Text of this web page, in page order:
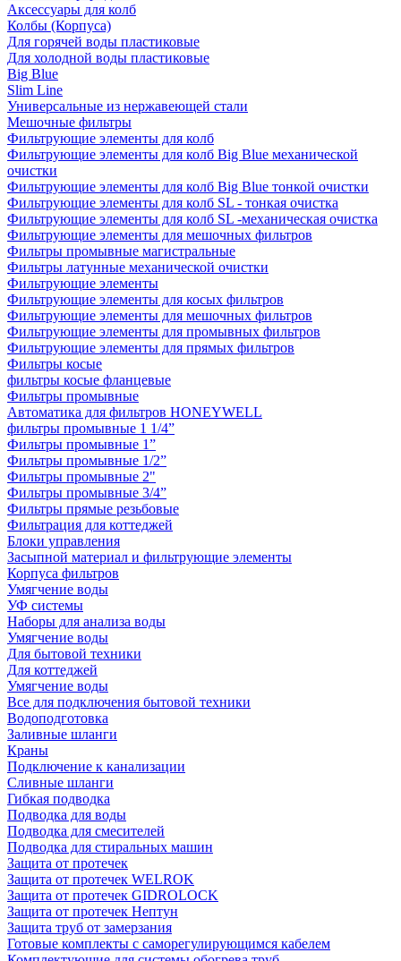
Аксессуары для колб
Колбы (Корпуса)
Для горячей воды пластиковые
Для холодной воды пластиковые
Big Blue
Slim Line
Универсальные из нержавеющей стали
Мешочные фильтры
Фильтрующие элементы для колб
Фильтрующие элементы для колб Big Blue механической
очистки
Фильтрующие элементы для колб Big Blue тонкой очистки
Фильтрующие элементы для колб SL - тонкая очистка
Фильтрующие элементы для колб SL -механическая очистка
Фильтрующие элементы для мешочных фильтров
Фильтры промывные магистральные
Фильтры латунные механической очистки
Фильтрующие элементы
Фильтрующие элементы для косых фильтров
Фильтрующие элементы для мешочных фильтров
Фильтрующие элементы для промывных фильтров
Фильтрующие элементы для прямых фильтров
Фильтры косые
фильтры косые фланцевые
Фильтры промывные
Автоматика для фильтров HONEYWELL
фильтры промывные 1 1/4”
Фильтры промывные 1”
Фильтры промывные 1/2”
Фильтры промывные 2"
Фильтры промывные 3/4”
Фильтры прямые резьбовые
Фильтрация для коттеджей
Блоки управления
Засыпной материал и фильтрующие элементы
Корпуса фильтров
Умягчение воды
УФ системы
Наборы для анализа воды
Умягчение воды
Для бытовой техники
Для коттеджей
Умягчение воды
Все для подключения бытовой техники
Водоподготовка
Заливные шланги
Краны
Подключение к канализации
Сливные шланги
Гибкая подводка
Подводка для воды
Подводка для смесителей
Подводка для стиральных машин
Защита от протечек
Защита от протечек WELROK
Защита от протечек GIDROLOCK
Защита от протечек Нептун
Защита труб от замерзания
Готовые комплекты с саморегулирующимся кабелем